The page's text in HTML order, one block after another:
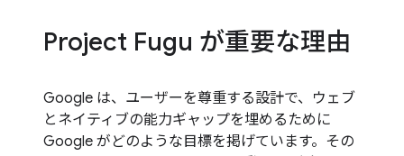
Project Fugu が重要な理由
Google は、ユーザーを尊重する設計で、ウェブ
とネイティブの能力ギャップを埋めるために
Google がどのような目標を掲げています。その